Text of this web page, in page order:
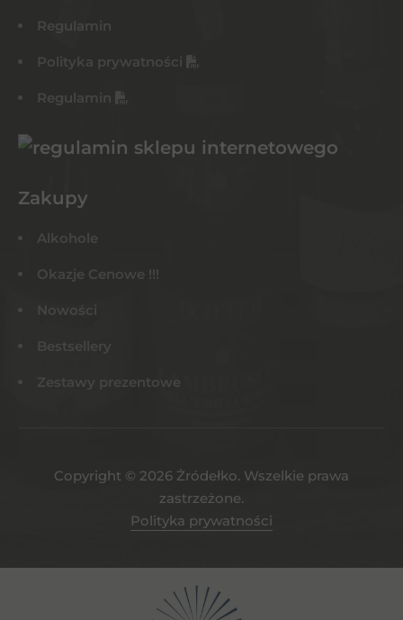
Regulamin
Polityka prywatności
Regulamin
Zakupy
Alkohole
Okazje Cenowe !!!
Nowości
Bestsellery
Zestawy prezentowe
Copyright © 2026 Żródełko. Wszelkie prawa
zastrzeżone.
Polityka prywatności